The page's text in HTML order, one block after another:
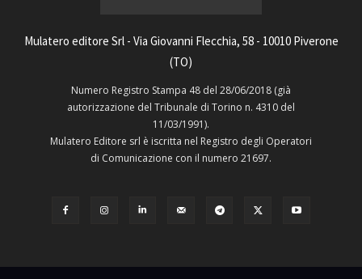
Mulatero editore Srl - Via Giovanni Flecchia, 58 - 10010 Piverone
(TO)
Numero Registro Stampa 48 del 28/06/2018 (già
autorizzazione del Tribunale di Torino n. 4310 del
11/03/1991).
Mulatero Editore srl è iscritta nel Registro degli Operatori
di Comunicazione con il numero 21697.